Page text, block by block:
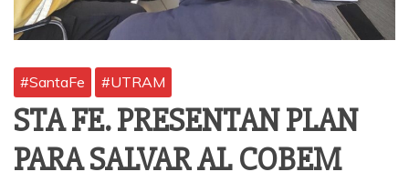
#SantaFe #UTRAM
STA FE. PRESENTAN PLAN
PARA SALVAR AL COBEM